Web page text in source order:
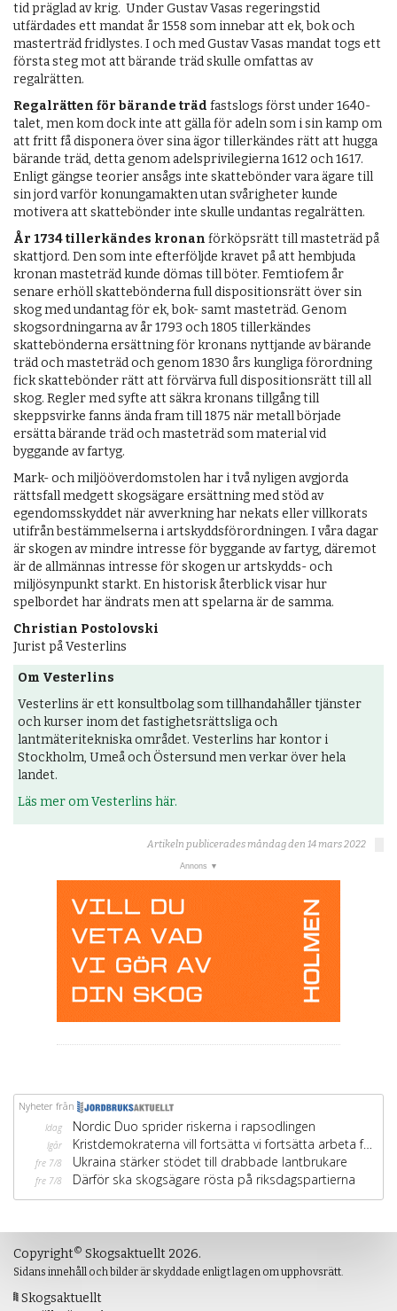
tid präglad av krig. Under Gustav Vasas regeringstid
utfärdades ett mandat år 1558 som innebar att ek, bok och
masterträd fridlystes. I och med Gustav Vasas mandat togs ett
första steg mot att bärande träd skulle omfattas av
regalrätten.
Regalrätten för bärande träd fastslogs först under 1640-
talet, men kom dock inte att gälla för adeln som i sin kamp om
att fritt få disponera över sina ägor tillerkändes rätt att hugga
bärande träd, detta genom adelsprivilegierna 1612 och 1617.
Enligt gängse teorier ansågs inte skattebönder vara ägare till
sin jord varför konungamakten utan svårigheter kunde
motivera att skattebönder inte skulle undantas regalrätten.
År 1734 tillerkändes kronan förköpsrätt till masteträd på
skattjord. Den som inte efterföljde kravet på att hembjuda
kronan masteträd kunde dömas till böter. Femtiofem år
senare erhöll skattebönderna full dispositionsrätt över sin
skog med undantag för ek, bok- samt masteträd. Genom
skogsordningarna av år 1793 och 1805 tillerkändes
skattebönderna ersättning för kronans nyttjande av bärande
träd och masteträd och genom 1830 års kungliga förordning
fick skattebönder rätt att förvärva full dispositionsrätt till all
skog. Regler med syfte att säkra kronans tillgång till
skeppsvirke fanns ända fram till 1875 när metall började
ersätta bärande träd och masteträd som material vid
byggande av fartyg.
Mark- och miljööverdomstolen har i två nyligen avgjorda
rättsfall medgett skogsägare ersättning med stöd av
egendomsskyddet när avverkning har nekats eller villkorats
utifrån bestämmelserna i artskyddsförordningen. I våra dagar
är skogen av mindre intresse för byggande av fartyg, däremot
är de allmännas intresse för skogen ur artskydds- och
miljösynpunkt starkt. En historisk återblick visar hur
spelbordet har ändrats men att spelarna är de samma.
Christian Postolovski
Jurist på Vesterlins
Om Vesterlins
Vesterlins är ett konsultbolag som tillhandahåller tjänster
och kurser inom det fastighetsrättsliga och
lantmäteritekniska området. Vesterlins har kontor i
Stockholm, Umeå och Östersund men verkar över hela
landet.
Läs mer om Vesterlins här.
Artikeln publicerades måndag den 14 mars 2022
Copyright© Skogsaktuellt 2026.
Sidans innehåll och bilder är skyddade enligt lagen om upphovsrätt.
Skogsaktuellt